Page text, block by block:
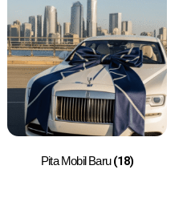
Pita Mobil Baru(18)